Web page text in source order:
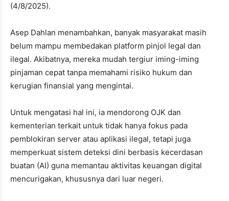
(4/8/2025).
Asep Dahlan menambahkan, banyak masyarakat masih
belum mampu membedakan platform pinjol legal dan
ilegal. Akibatnya, mereka mudah tergiur iming-iming
pinjaman cepat tanpa memahami risiko hukum dan
kerugian finansial yang mengintai.
Untuk mengatasi hal ini, ia mendorong OJK dan
kementerian terkait untuk tidak hanya fokus pada
pemblokiran server atau aplikasi ilegal, tetapi juga
memperkuat sistem deteksi dini berbasis kecerdasan
buatan (AI) guna memantau aktivitas keuangan digital
mencurigakan, khususnya dari luar negeri.